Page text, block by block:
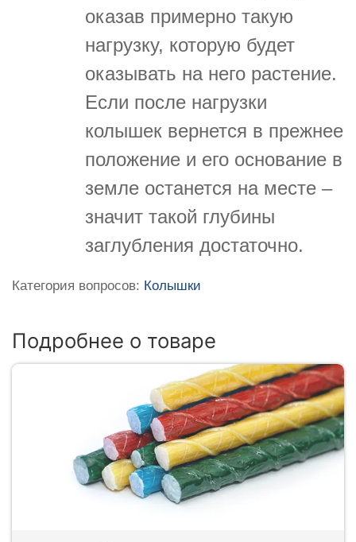
оказав примерно такую
нагрузку, которую будет
оказывать на него растение.
Если после нагрузки
колышек вернется в прежнее
положение и его основание в
земле останется на месте –
значит такой глубины
заглубления достаточно.
Категория вопросов: Колышки
Подробнее о товаре